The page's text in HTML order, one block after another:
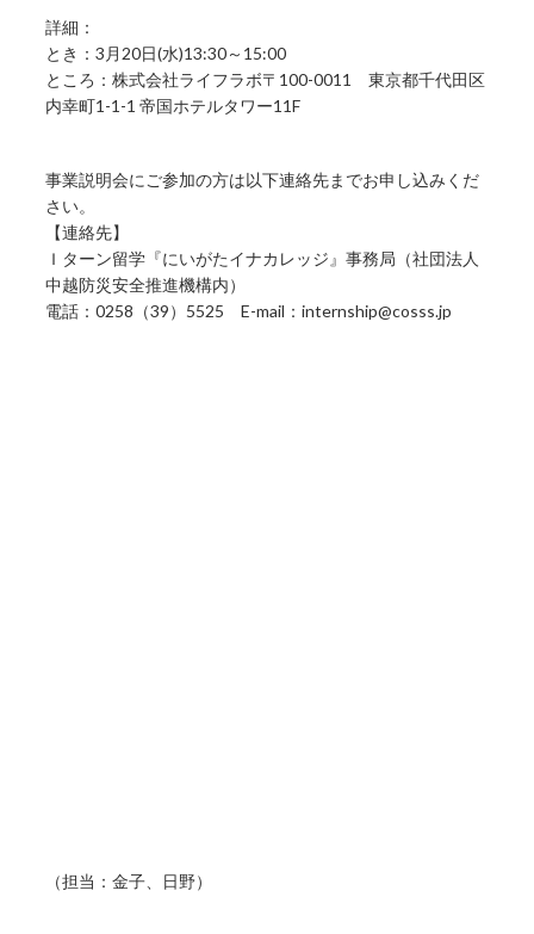
詳細：
とき：3月20日(水)13:30～15:00
ところ：株式会社ライフラボ〒100-0011 東京都千代田区
内幸町1-1-1 帝国ホテルタワー11F
事業説明会にご参加の方は以下連絡先までお申し込みくだ
さい。
【連絡先】
Ｉターン留学『にいがたイナカレッジ』事務局（社団法人
中越防災安全推進機構内）
電話：0258（39）5525 E-mail：internship@cosss.jp
（担当：金子、日野）